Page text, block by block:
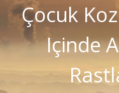
Çocuk
Içinde